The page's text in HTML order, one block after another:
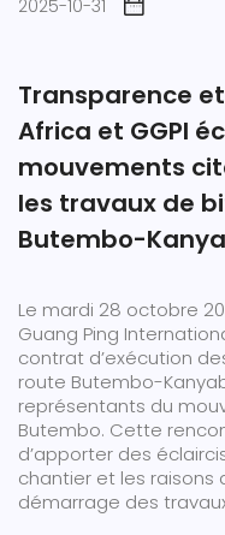
2025-10-31
Transparence
Africa et GGPI
mouvements
les travaux de
Butembo-
Le mardi 28 octobre
Guang Ping
contrat d’exécution
route Butembo-
représentants du
Butembo. Cette
d’apporter des
chantier et les raisons
démarrage des